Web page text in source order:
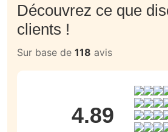
Découvrez ce que
clients !
Sur base de 118 avis
4.89